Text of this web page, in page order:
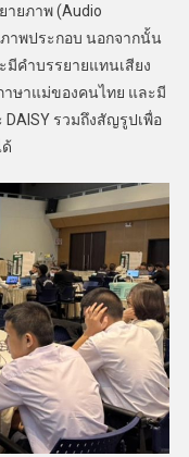
ายภาพ (Audio
ภาพประกอบ นอกจากนั้น
มีคำบรรยายแทนเสียง
าษาแม่ของคนไทย และมี
รวมถึงสัญรูปเพื่อ